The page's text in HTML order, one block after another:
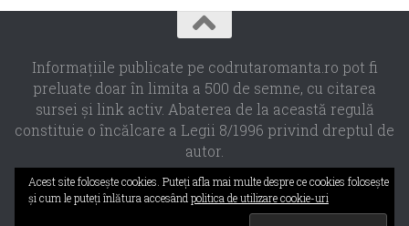
Informaţiile publicate pe codrutaromanta.ro pot fi
preluate doar în limita a 500 de semne, cu citarea
sursei şi link activ. Abaterea de la această regulă
constituie o încălcare a Legii 8/1996 privind dreptul de
autor.
Propulsat de - Designed with theHueman theme
Acest site foloseşte cookies. Puteţi afla mai multe despre ce cookies foloseşte
şi cum le puteţi înlătura accesând politica de utilizare cookie-uri